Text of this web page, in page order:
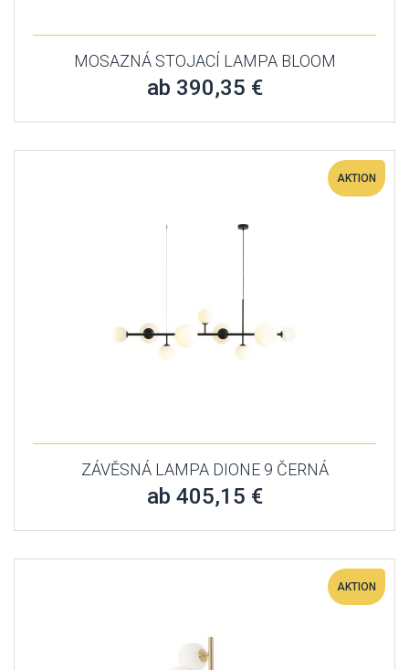
MOSAZNÁ STOJACÍ LAMPA BLOOM
ab 390,35 €
AKTION
ZÁVĚSNÁ LAMPA DIONE 9 ČERNÁ
ab 405,15 €
AKTION